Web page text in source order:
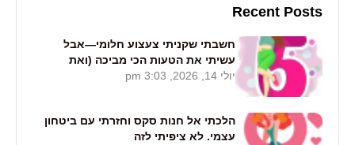
Recent Posts
חשבתי שקניתי צעצוע חלומי—אבל
עשיתי את הטעות הכי מביכה (ואת
חייבת לקרוא את זה)
יולי 14, 2026, 3:03 pm
הלכתי אל חנות סקס וחזרתי עם ביטחון
עצמי. לא ציפיתי לזה